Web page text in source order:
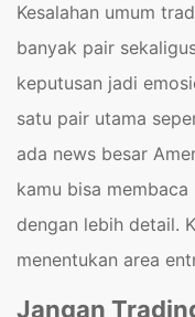
Kesalahan umum
banyak pair
keputusan jadi
satu pair utama
ada news besar
kamu bisa
dengan lebih detail.
menentukan area
Jangan